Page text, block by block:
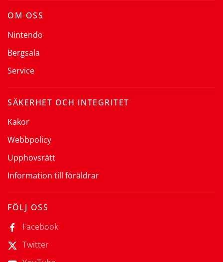
OM OSS
Nintendo
Bergsala
Service
SÄKERHET OCH INTEGRITET
Kakor
Webbpolicy
Upphovsrätt
Information till föräldrar
FÖLJ OSS
Facebook
Twitter